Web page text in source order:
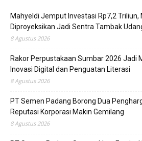
Mahyeldi Jemput Investasi Rp7,2 Triliun,
Diproyeksikan Jadi Sentra Tambak
8 Agustus 2026
Rakor Perpustakaan Sumbar 2026 Jadi
Inovasi Digital dan Penguatan Literasi
8 Agustus 2026
PT Semen Padang Borong Dua
Reputasi Korporasi Makin Gemilang
8 Agustus 2026